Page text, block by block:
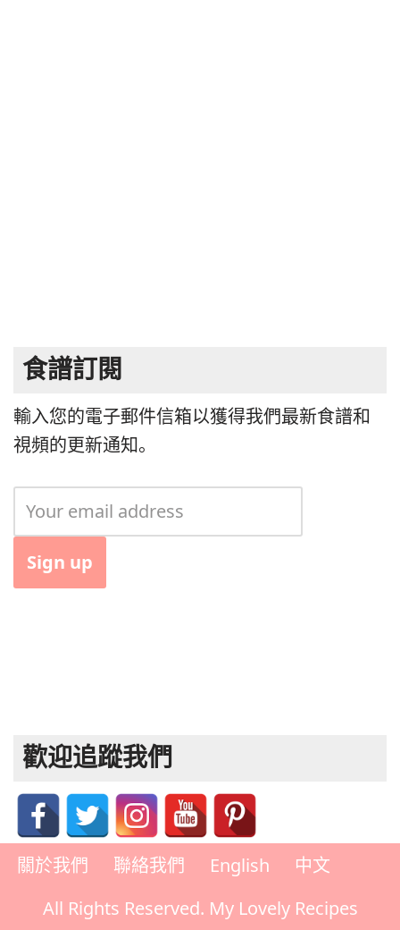
食譜訂閱
輸入您的電子郵件信箱以獲得我們最新食譜和
視頻的更新通知。
歡迎追蹤我們
關於我們 聯絡我們 English
中文
All Rights Reserved. My Lovely Recipes